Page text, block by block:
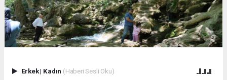
Erkek| Kadın (Haberi Sesli Oku)